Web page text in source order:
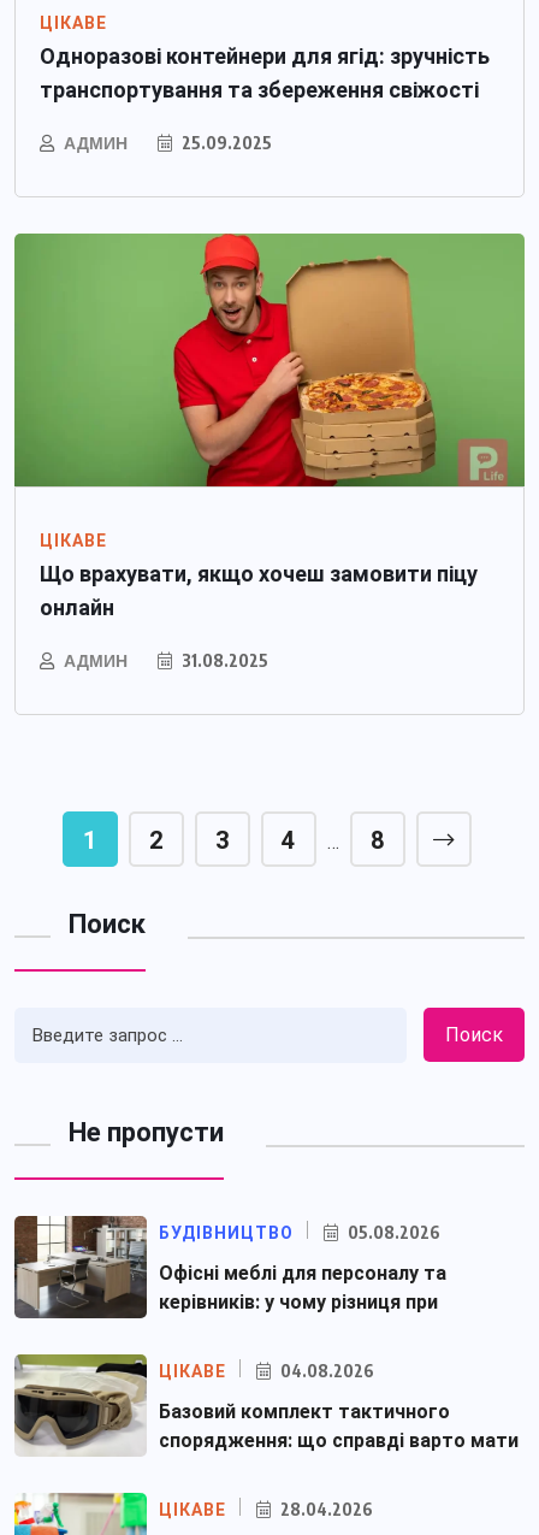
ЦІКАВЕ
Одноразові контейнери для ягід: зручність
транспортування та збереження свіжості
АДМИН 25.09.2025
ЦІКАВЕ
Що врахувати, якщо хочеш замовити піцу
онлайн
АДМИН 31.08.2025
1 2 3 4 … 8
Поиск
Поиск
Не пропусти
БУДІВНИЦТВО 05.08.2026
Офісні меблі для персоналу та
керівників: у чому різниця при
ЦІКАВЕ 04.08.2026
Базовий комплект тактичного
спорядження: що справді варто мати
ЦІКАВЕ 28.04.2026